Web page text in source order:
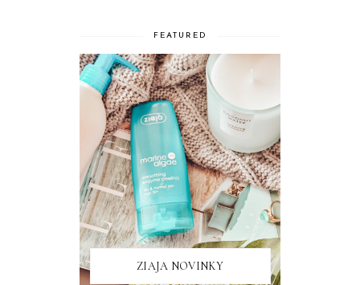
FEATURED
ZIAJA NOVINKY